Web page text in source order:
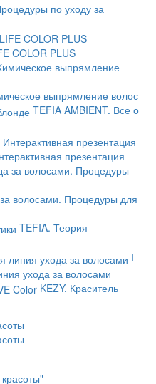
по уходу за
COLOR PLUS
выпрямление волос
TEFIA AMBIENT. Все о
презентация
волосами. Процедуры для
TEFIA. Теория
I
ухода за волосами
KEZY. Краситель